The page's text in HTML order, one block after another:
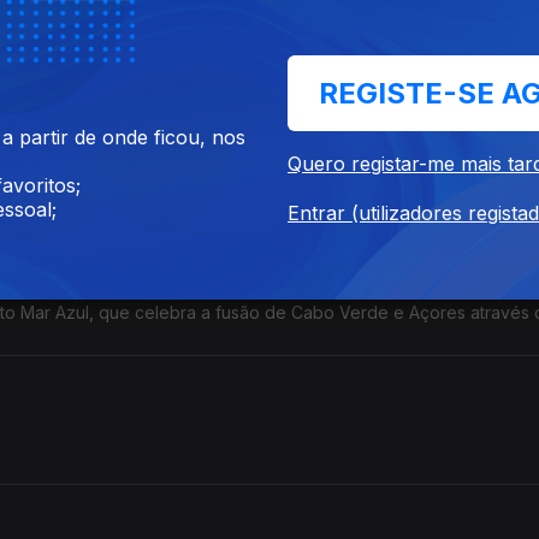
Dias de Melo - IV Edição 2026
e prepara a edição 35 das Festas do Chicharro
Santo António.
Mar Azul, que celebra a fusão de Cabo Verde e Açores através
à biblioteca da Madalena - a partir da ilha do Pico, o autor
partir de onde ficou, nos
REGISTE-SE
Quero registar-me mais
Entrar (utilizadores